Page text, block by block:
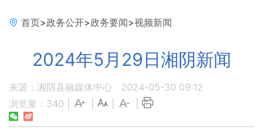
首页>政务公开>政务要闻>视频新闻
2024年5月29日湘阴新闻
来源：湘阴县融媒体中心
2024-05-30 09:12
浏览量： 340